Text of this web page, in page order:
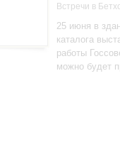
Встречи в
25 июня в
каталога
работы
можно будет